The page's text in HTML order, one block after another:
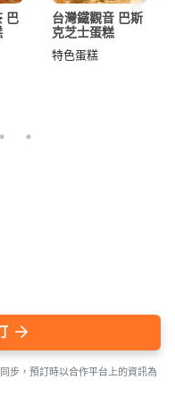
巴
台灣鐵觀音 巴斯
克芝士蛋糕
特色蛋糕
步，預訂時以合作平台上的資訊為